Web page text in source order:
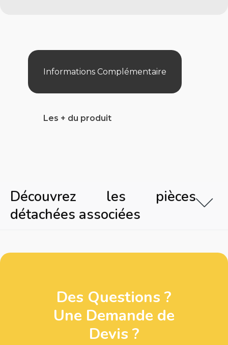
6,86
+
Informations Complémentaire
Les + du produit
Découvrez les pièces
détachées associées
Des Questions ?
Une Demande de
Devis ?